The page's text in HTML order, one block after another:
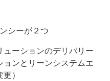
シーが２つ
ューションのデリバリー
ョンとリーンシステムエ
）